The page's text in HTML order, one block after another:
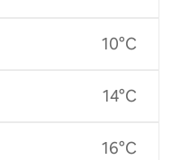
10°C
14°C
16°C